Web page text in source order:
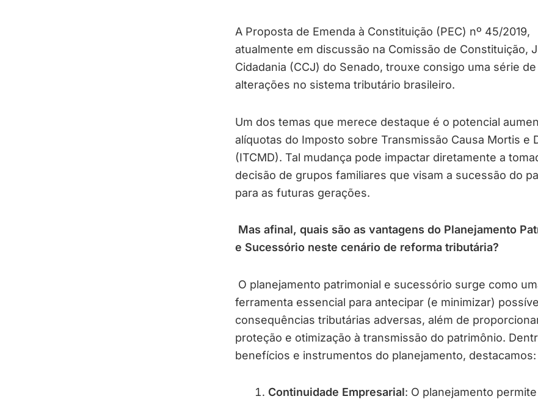
A Proposta de Emenda à Constituição (PEC) nº 45/2019,
atualmente em discussão na Comissão de Constituição,
Cidadania (CCJ) do Senado, trouxe consigo uma série de
alterações no sistema tributário brasileiro.
Um dos temas que merece destaque é o potencial
alíquotas do Imposto sobre Transmissão Causa Mortis e
(ITCMD). Tal mudança pode impactar diretamente a
decisão de grupos familiares que visam a sucessão do
para as futuras gerações.
Mas afinal, quais são as vantagens do Planejamento
e Sucessório neste cenário de reforma tributária?
O planejamento patrimonial e sucessório surge como
ferramenta essencial para antecipar (e minimizar)
consequências tributárias adversas, além de
proteção e otimização à transmissão do patrimônio.
benefícios e instrumentos do planejamento, destacamos:
Continuidade Empresarial: O planejamento permite